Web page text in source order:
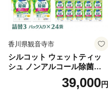
香川県観音寺市
シルコット ウェットティッ
シュ ノンアルコール除菌詰
替（43枚×3P）×24袋 日用品
おもちゃ 拭き取り 手拭き 外
39,000円